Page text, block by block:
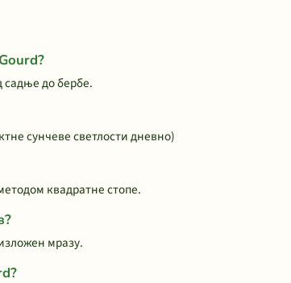
садње до бербе.
сунчеве светлости дневно)
квадратне стопе.
мразу.